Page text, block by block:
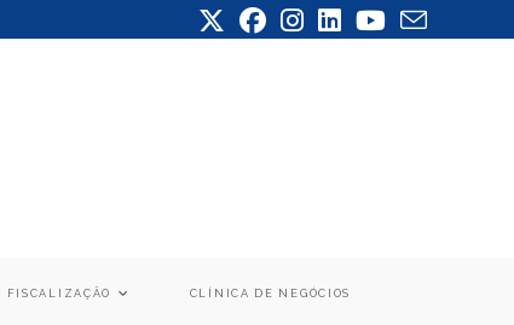
FISCALIZAÇÃO CLÍNICA DE NEGÓCIOS